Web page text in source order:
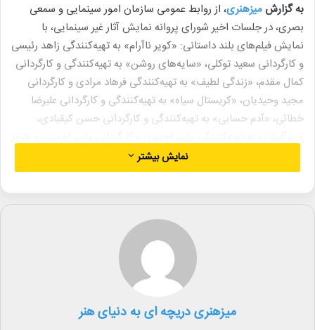
به گزارش میزهنری، از روابط عمومی سازمان امور سینمایی و سمعی
بصری، در جلسات اخیر شورای پروانه نمایش آثار غیر سینمایی، با
نمایش فیلم‌‌های بلند داستانی: «کویر ناآرام» به تهیه‌کنندگی زاهد رئیسی
و کارگردانی سعید توکلی، «سایه‌های روشن» به تهیه‌کنندگی و کارگردانی
کمال مقدم، «زندگی لطیف» به تهیه‌کنندگی فرهاد مرادی و کارگردانی
مجید وحیدیان، «کریستال سیاه» به تهیه‌کنندگی و کارگردانی علیرضا
خطائی، «آدم حسابی» به تهیه‌کنندگی و کارگردانی حسن کیقبادی،
باقری سجزی، «فیل» به تهیه‌کنندگی و کارگردانی مجیدرضا دهقانی و
«ویلای موروثی» به تهیه‌کنندگی و کارگردانی نیما هاشمی موافقت شد.
همچنین فیلم‌های مستند: «آقا رضی» به تهیه‌کنندگی و کارگردانی
سیدمحمدحسن سیاح، «نامه‌ای برای ریحانه» به تهیه‌کنندگی و
کارگردانی ساسان فلاح‌فر، «چرخ‌ها و پاهای دونده» به تهیه‌کنندگی
مسعود جعفری جوزانی و کارگردانی مهدی حاجی یوسف، «حوت» به
تهیه‌کنندگی و کارگردانی سالار نسبی طهرانی، «داوج پارادیزو» به
تهیه‌کنندگی و کارگردانی مسعود انعامی، «گندم کوبی» به تهیه‌کنندگی
علیرضا رمضانی و کارگردانی شاکر شکیبا، «سرزمین آرزوها» به
نمایش بیشتر
میزهنری دریچه ای به دنیای هنر